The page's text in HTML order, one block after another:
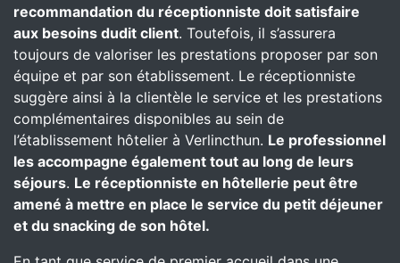
recommandation du réceptionniste doit satisfaire
aux besoins dudit client. Toutefois, il s’assurera
toujours de valoriser les prestations proposer par son
équipe et par son établissement. Le réceptionniste
suggère ainsi à la clientèle le service et les prestations
complémentaires disponibles au sein de
l’établissement hôtelier à Verlincthun. Le professionnel
les accompagne également tout au long de leurs
séjours. Le réceptionniste en hôtellerie peut être
amené à mettre en place le service du petit déjeuner
et du snacking de son hôtel.